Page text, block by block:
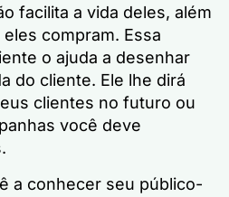
facilita a vida deles, além
compram. Essa
o ajuda a desenhar
do cliente. Ele lhe dirá
clientes no futuro ou
você deve
a conhecer seu público-